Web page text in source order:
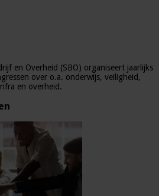
en Overheid (SBO) organiseert jaarlijks
over o.a. onderwijs, veiligheid,
en overheid.